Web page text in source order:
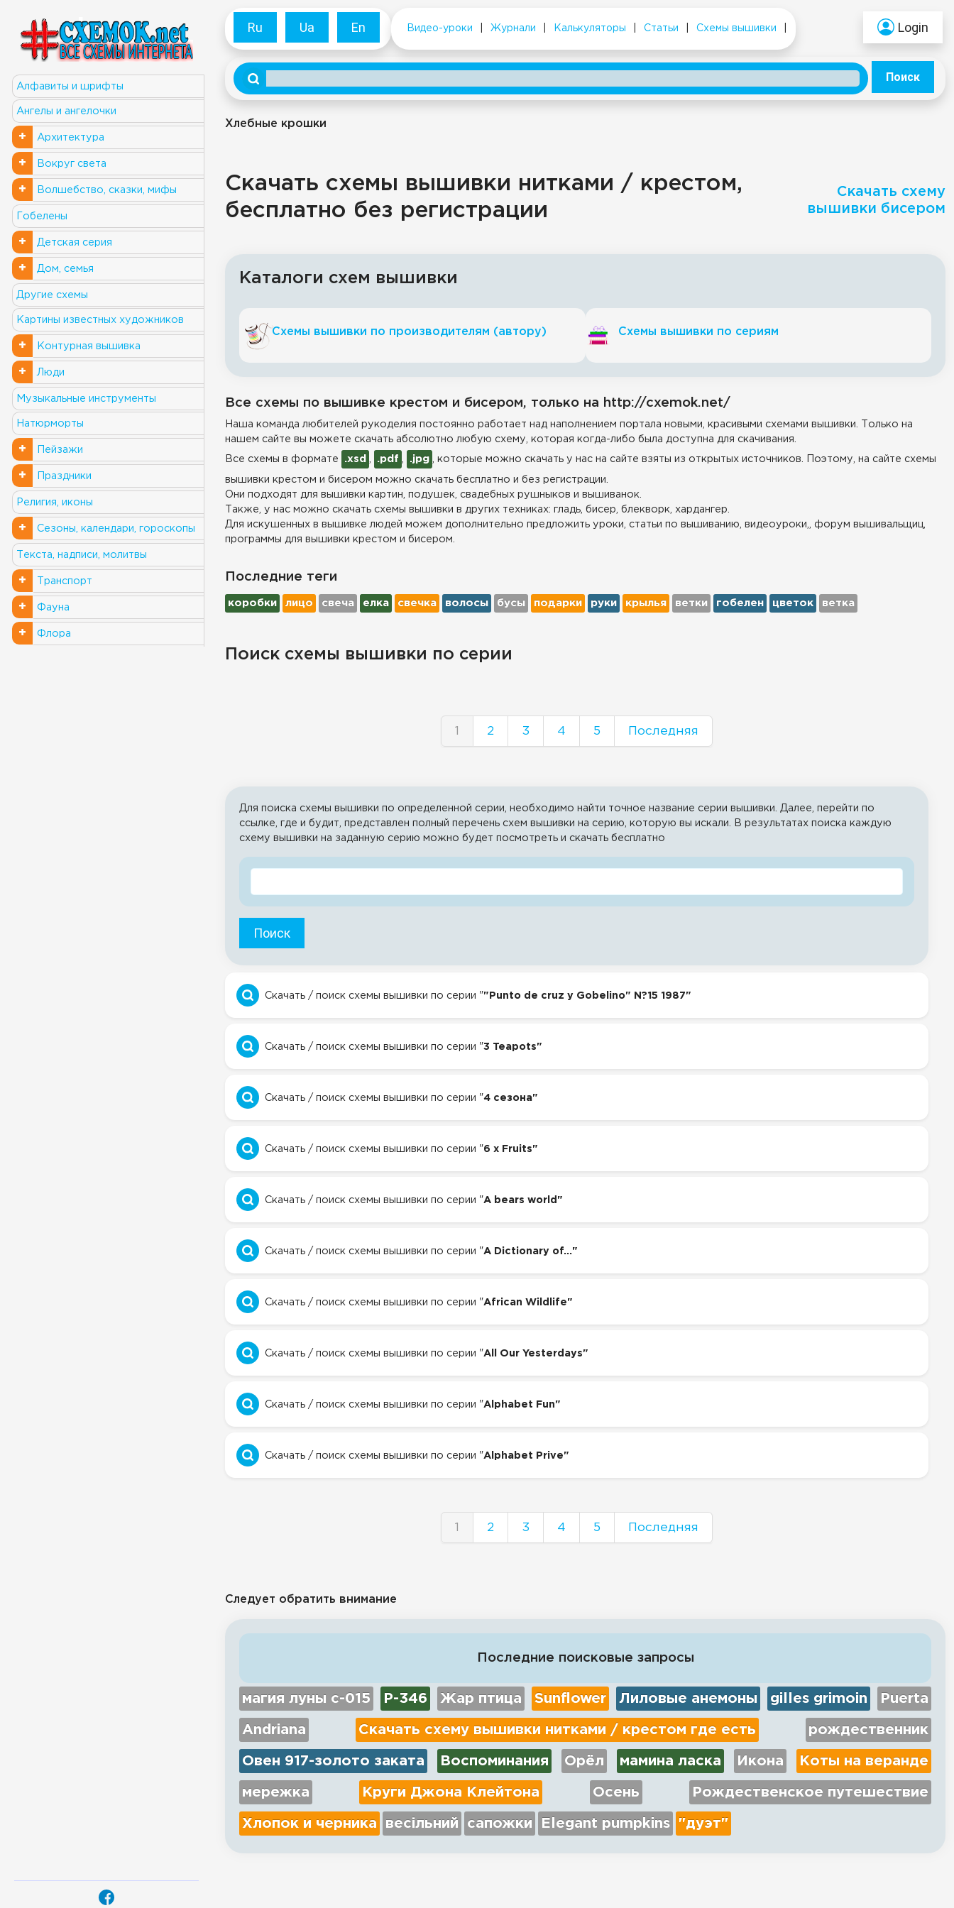
Алфавиты и шрифты
Ангелы и ангелочки
+ Архитектура
+ Вокруг света
+ Волшебство, сказки, мифы
Гобелены
+ Детская серия
+ Дом, семья
Другие схемы
Картины известных художников
+ Контурная вышивка
+ Люди
Музыкальные инструменты
Натюрморты
+ Пейзажи
+ Праздники
Религия, иконы
+ Сезоны, календари, гороскопы
Текста, надписи, молитвы
+ Транспорт
+ Фауна
+ Флора
Ru Ua En Видео-уроки Журнали Калькуляторы Статьи Схемы вышивки Login
Поиск
Хлебные крошки
Скачать схемы вышивки нитками / крестом,
бесплатно без регистрации
Скачать схему
вышивки бисером
Каталоги схем вышивки
Схемы вышивки по производителям (автору) Схемы вышивки по сериям
Все схемы по вышивке крестом и бисером, только на http://cxemok.net/
Наша команда любителей рукоделия постоянно работает над наполнением портала новыми, красивыми схемами вышивки. Только на
нашем сайте вы можете скачать абсолютно любую схему, которая когда-либо была доступна для скачивания.
Все схемы в формате .xsd .pdf .jpg , которые можно скачать у нас на сайте взяты из открытых источников. Поэтому, на сайте схемы
вышивки крестом и бисером можно скачать бесплатно и без регистрации.
Они подходят для вышивки картин, подушек, свадебных рушныков и вышиванок.
Также, у нас можно скачать схемы вышивки в других техниках: гладь, бисер, блекворк, хардангер.
Для искушенных в вышивке людей можем дополнительно предложить уроки, статьи по вышиванию, видеоуроки,, форум вышивальщиц,
программы для вышивки крестом и бисером.
Последние теги
коробки лицо свеча елка свечка волосы бусы подарки руки крылья ветки гобелен цветок ветка
Поиск схемы вышивки по серии
1 2 3 4 5 Последняя
Для поиска схемы вышивки по определенной серии, необходимо найти точное название серии вышивки. Далее, перейти по
ссылке, где и будит, представлен полный перечень схем вышивки на серию, которую вы искали. В результатах поиска каждую
схему вышивки на заданную серию можно будет посмотреть и скачать бесплатно
Поиск
Скачать / поиск схемы вышивки по серии ""Punto de cruz y Gobelino" N?15 1987"
Скачать / поиск схемы вышивки по серии "3 Teapots"
Скачать / поиск схемы вышивки по серии "4 сезона"
Скачать / поиск схемы вышивки по серии "6 x Fruits"
Скачать / поиск схемы вышивки по серии "A bears world"
Скачать / поиск схемы вышивки по серии "A Dictionary of..."
Скачать / поиск схемы вышивки по серии "African Wildlife"
Скачать / поиск схемы вышивки по серии "All Our Yesterdays"
Скачать / поиск схемы вышивки по серии "Alphabet Fun"
Скачать / поиск схемы вышивки по серии "Alphabet Prive"
1 2 3 4 5 Последняя
Следует обратить внимание
Последние поисковые запросы
магия луны с-015 Р-346 Жар птица Sunflower Лиловые анемоны gilles grimoin Puerta
Andriana Скачать схему вышивки нитками / крестом где есть рождественник
Овен 917-золото заката Воспоминания Орёл мамина ласка Икона Коты на веранде
мережка Круги Джона Клейтона Осень Рождественское путешествие
Хлопок и черника весільний сапожки Elegant pumpkins "дуэт"